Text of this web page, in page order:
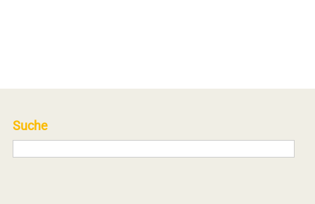
Suche